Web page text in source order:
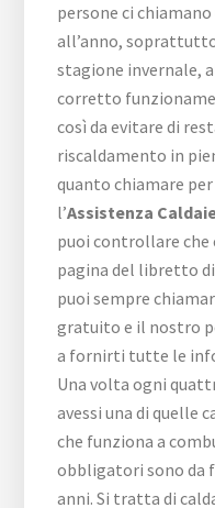
persone ci
all’anno,
stagione invernale,
corretto
così da evitare di
riscaldamento in
quanto chiamare
l’Assistenza
puoi controllare che
pagina del libretto
puoi sempre
gratuito e il nostro
a fornirti tutte le
Una volta ogni
avessi una di quelle
che funziona a
obbligatori sono da
anni. Si tratta di